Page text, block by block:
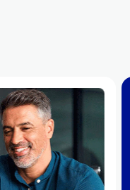
Funds -
il fondo
Cgf -
EURO